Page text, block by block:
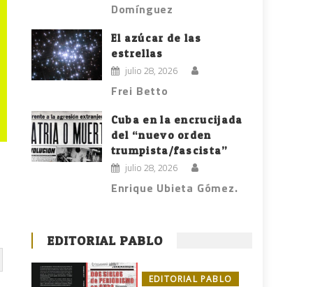
Domínguez
El azúcar de las
estrellas
julio 28, 2026
Frei Betto
Cuba en la encrucijada
del “nuevo orden
trumpista/fascista”
julio 28, 2026
Enrique Ubieta Gómez.
EDITORIAL PABLO
EDITORIAL PABLO